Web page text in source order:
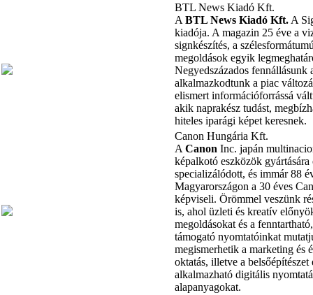
BTL News Kiadó Kft.
ABTL News Kiadó Kft. A
kiadója. A magazin 25 éve a
signkészítés, a
megoldások egyik
Negyedszázados fennállásunk
alkalmazkodtunk a piac
elismert információforrássá
akik naprakész tudást,
hiteles iparági képet keresnek.
Canon Hungária Kft.
ACanon Inc. japán
képalkotó eszközök gyártására
specializálódott, és immár 88
Magyarországon a 30 éves
képviseli. Örömmel veszünk
is, ahol üzleti és kreatív
megoldásokat és a
támogató nyomtatóinkat
megismerhetik a marketing és
oktatás, illetve a belsőépítészet
alkalmazható digitális
alapanyagokat.